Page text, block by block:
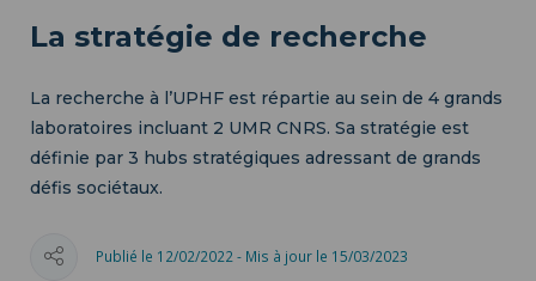
La stratégie de recherche
La recherche à l’UPHF est répartie au sein de 4 grands
laboratoires incluant 2 UMR CNRS. Sa stratégie est
définie par 3 hubs stratégiques adressant de grands
défis sociétaux.
Publié le 12/02/2022 - Mis à jour le 15/03/2023